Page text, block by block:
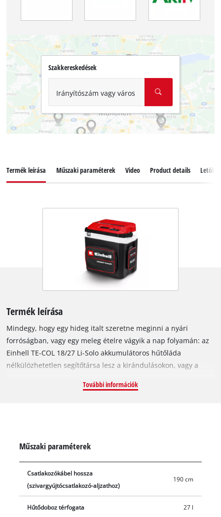
Szakkereskedések
Irányítószám vagy város
Termék leírása Műszaki paraméterek Video Product details
Termék leírása
Mindegy, hogy egy hideg italt szeretne meginni a nyári
forróságban, vagy egy meleg ételre vágyik a nap folyamán: az
Einhell TE-COL 18/27 Li-Solo akkumulátoros hűtőláda
nélkülözhetetlen segítőtársa lesz a kirándulásokon, vagy a
készülék a Power X-Change termékcsalád tagja, és így a
elektromos hálózathoz csatlakoztatva előhűtheti, utána pedig
hidegen tarthatja a láda tartalmát, ha az autó
szivargyújtójához csatlakoztatja a boxot. Ha szivargyújtóról (12
V) üzemelteti a hűtőtáskát, akkor nem kell attól tartania, hogy
védelem a garancia. Ha pedig végül kihúzza a kábelt a
További információk
Műszaki paraméterek
Csatlakozókábel hossza
(szivargyújtócsatlakozó-aljzathoz)
190 cm
Hűtődoboz térfogata 27 l